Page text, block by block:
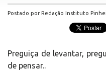
Postado por Redação Instituto
Preguiça de levantar,
de pensar..